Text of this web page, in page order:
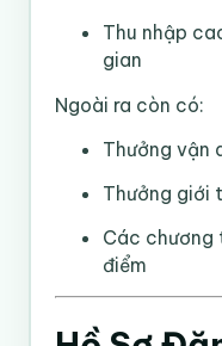
Thu nhập
gian
Ngoài ra còn có:
Thưởng vận
Thưởng giới
Các chương
điểm